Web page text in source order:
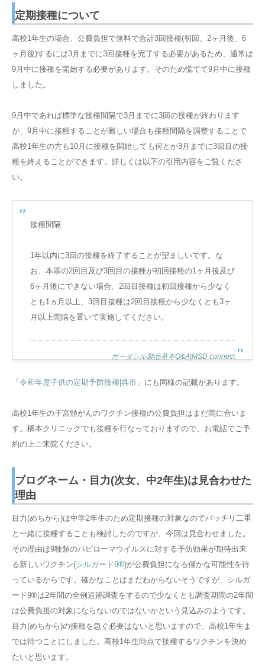
定期接種について
高校1年生の場合、公費負担で無料で合計3回接種(初回、2ヶ月後、6
ヶ月後)するには3月までに3回接種を完了する必要があるため、通常は
9月中に接種を開始する必要があります。そのため慌てて9月中に接種
しました。
9月中であれば標準な接種間隔で3月までに3回の接種が終わります
が、9月中に接種することが難しい場合も接種間隔を調整することで
高校1年生の方も10月に接種を開始しても何とか3月までに3回目の接
種を終えることができます。詳しくは以下の引用内容をご覧くださ
い。
接種間隔
1年以内に3回の接種を終了することが望ましいです。な
お、本罪の2回目及び3回目の接種が初回接種の1ヶ月後及び
6ヶ月後にできない場合、2回目接種は初回接種から少なく
とも1ヵ月以上、3回目接種は2回目接種から少なくとも3ヶ
月以上間隔を置いて実施してください。
ガーダシル製品基本Q&A|MSD connect
「 令和年度子供の定期予防接種|呉市 」にも同様の記載があります。
高校1年生の子宮頸がんのワクチン接種の公費負担はまだ間に合いま
す。橋本クリニックでも接種を行なっておりますので、お電話でご予
約の上ご来院ください。
ブログネーム・目力(次女、中2年生)は見合わせた
理由
目力(めちから)は中学2年生のため定期接種の対象なのでパッチリ二重
と一緒に接種することも検討したのですが、今回は見合わせました。
その理由は9種類のパピローマウイルスに対する予防効果が期待出来
る新しいワクチン(シルガード9®︎)が公費負担になる僅かな可能性を待
っているからです。確かなことはまだわからないそうですが、シルガ
ード9®︎は2年間の全例追跡調査をするので少なくとも調査期間の2年間
は公費負担の対象にならないのではないかという見込みのようです。
目力(めちから)の接種を急ぐ必要はないと思いますので、高校1年生ま
では待つことにしました。高校1年生時点で接種するワクチンを決め
たいと思います。